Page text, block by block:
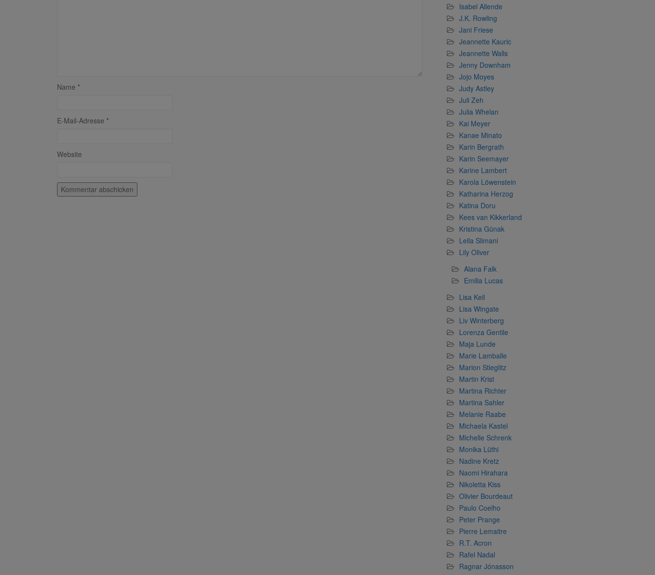
Name *
E-Mail-Adresse *
Website
Isabel Allende
J.K. Rowling
Jani Friese
Jeannette Kauric
Jeannette Walls
Jenny Downham
Jojo Moyes
Judy Astley
Juli Zeh
Julia Whelan
Kai Meyer
Kanae Minato
Karin Bergrath
Karin Seemayer
Karine Lambert
Karola Löwenstein
Katharina Herzog
Katina Doru
Kees van Kikkerland
Kristina Günak
Leila Slimani
Lily Oliver
Alana Falk
Emilia Lucas
Lisa Keil
Lisa Wingate
Liv Winterberg
Lorenza Gentile
Maja Lunde
Marie Lamballe
Marion Stieglitz
Martin Krist
Martina Richter
Martina Sahler
Melanie Raabe
Michaela Kastel
Michelle Schrenk
Monika Lüthi
Nadine Kretz
Naomi Hirahara
Nikoletta Kiss
Olivier Bourdeaut
Paulo Coelho
Peter Prange
Pierre Lemaitre
R.T. Acron
Rafel Nadal
Ragnar Jónasson